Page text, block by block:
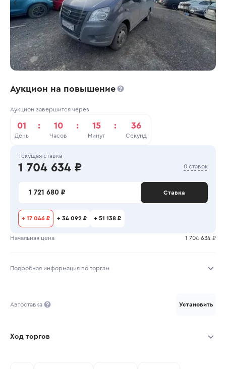
Аукцион на повышение
Аукцион завершится через
01
День
: 10
Часов
: 15
Минут
: 36
Секунд
Текущая ставка
1 704 634 ₽ 0 ставок
1 721 680 ₽ Ставка
+ 17 046 ₽ + 34 092 ₽ + 51 138 ₽
Начальная цена 1 704 634 ₽
Подробная информация по торгам
Тип аукциона:
Автоставка Установить
Ход торгов